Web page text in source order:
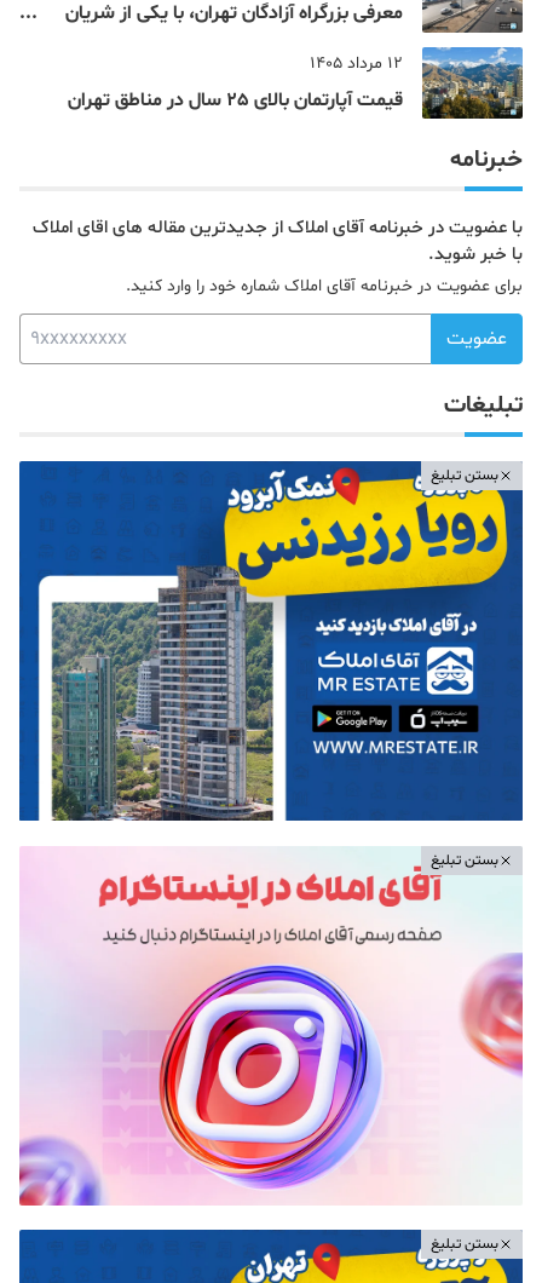
معرفی بزرگراه آزادگان تهران، با یکی از شریان
12 مرداد 1405
قیمت آپارتمان بالای 25 سال در مناطق تهران
خبرنامه
با عضویت در خبرنامه آقای املاک از جدیدترین مقاله های اقای املاک
با خبر شوید.
برای عضویت در خبرنامه آقای املاک شماره خود را وارد کنید.
عضویت
تبلیغات
بستن تبلیغ
بستن تبلیغ
بستن تبلیغ